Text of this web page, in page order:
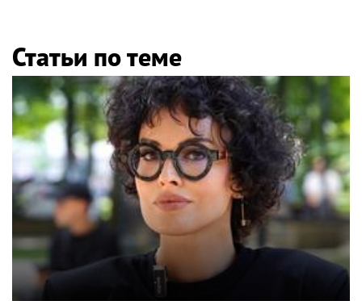
Статьи по теме